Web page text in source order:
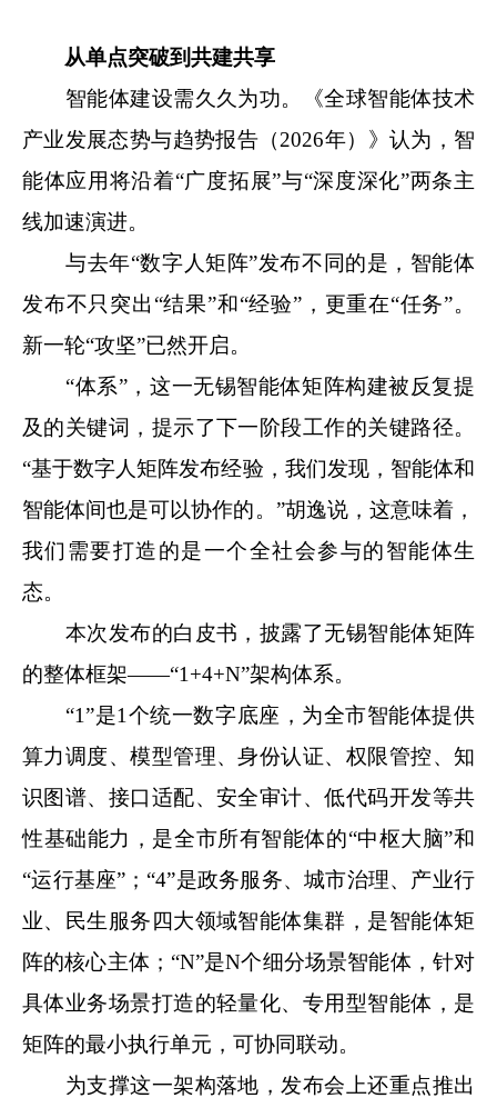
从单点突破到共建共享
智能体建设需久久为功。《全球智能体技术
产业发展态势与趋势报告（2026年）》认为，智
能体应用将沿着“广度拓展”与“深度深化”两条主
线加速演进。
与去年“数字人矩阵”发布不同的是，智能体
发布不只突出“结果”和“经验”，更重在“任务”。
新一轮“攻坚”已然开启。
“体系”，这一无锡智能体矩阵构建被反复提
及的关键词，提示了下一阶段工作的关键路径。
“基于数字人矩阵发布经验，我们发现，智能体和
智能体间也是可以协作的。”胡逸说，这意味着，
我们需要打造的是一个全社会参与的智能体生
态。
本次发布的白皮书，披露了无锡智能体矩阵
的整体框架——“1+4+N”架构体系。
“1”是1个统一数字底座，为全市智能体提供
算力调度、模型管理、身份认证、权限管控、知
识图谱、接口适配、安全审计、低代码开发等共
性基础能力，是全市所有智能体的“中枢大脑”和
“运行基座”；“4”是政务服务、城市治理、产业行
业、民生服务四大领域智能体集群，是智能体矩
阵的核心主体；“N”是N个细分场景智能体，针对
具体业务场景打造的轻量化、专用型智能体，是
矩阵的最小执行单元，可协同联动。
为支撑这一架构落地，发布会上还重点推出